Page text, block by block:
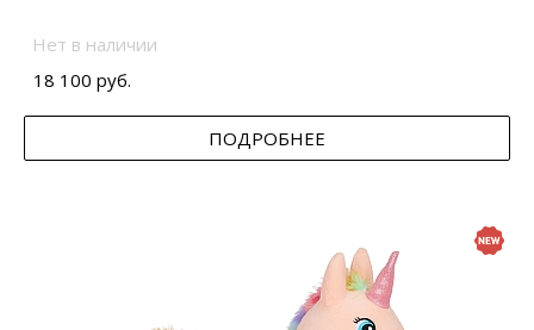
Нет в наличии
18 100 руб.
ПОДРОБНЕЕ